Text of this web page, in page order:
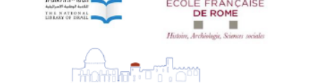
Image